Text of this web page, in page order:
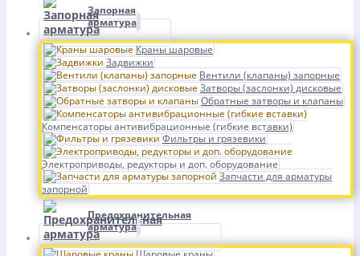
Запорная
арматура
Краны шаровые
Задвижки
Вентили (клапаны) запорные
Затворы (заслонки) дисковые
Обратные затворы и клапаны
Компенсаторы антивибрационные (гибкие вставки)
Фильтры и грязевики
Электроприводы, редукторы и доп. оборудование
Запчасти для арматуры
запорной
Предохранительная
арматура